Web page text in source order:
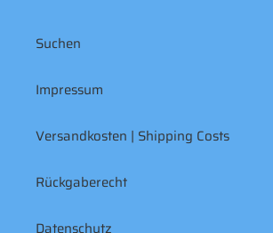
Suchen
Impressum
Versandkosten | Shipping Costs
Rückgaberecht
Datenschutz